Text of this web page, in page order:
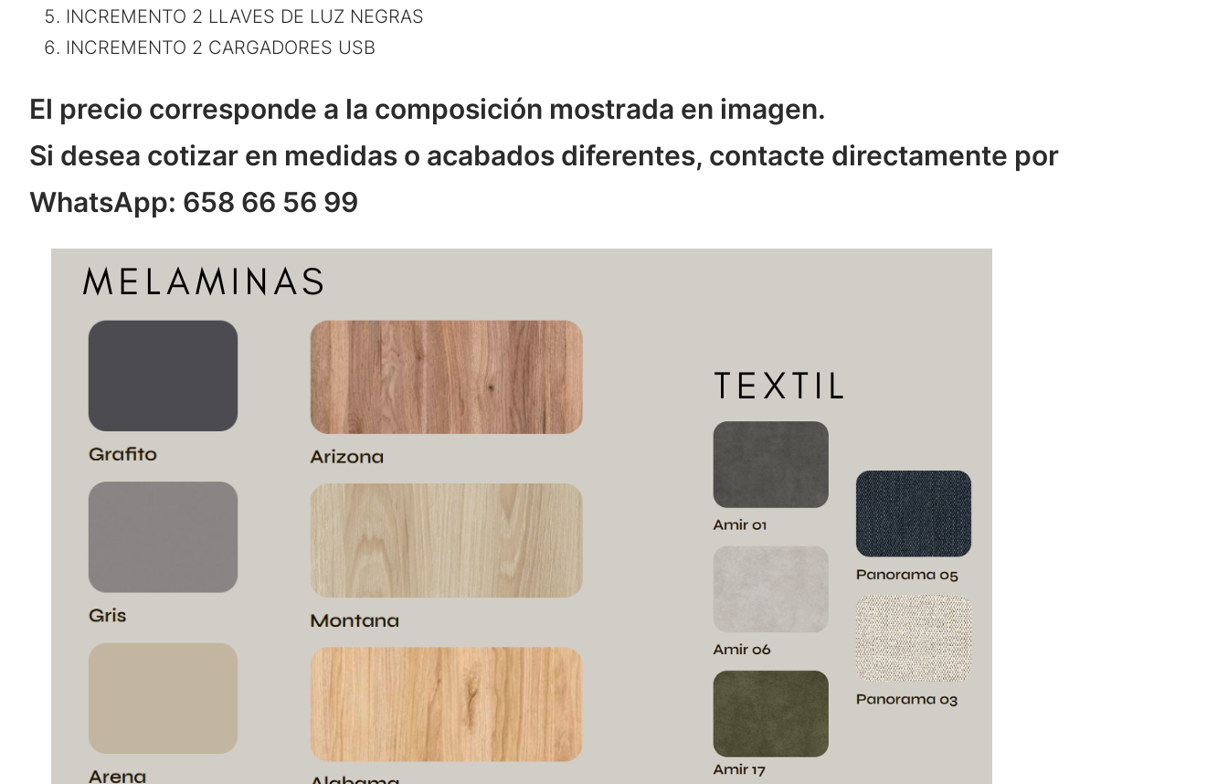
INCREMENTO 2 LLAVES DE LUZ NEGRAS
INCREMENTO 2 CARGADORES USB
El precio corresponde a la composición mostrada en imagen.
Si desea cotizar en medidas o acabados diferentes, contacte directamente por
WhatsApp: 658 66 56 99